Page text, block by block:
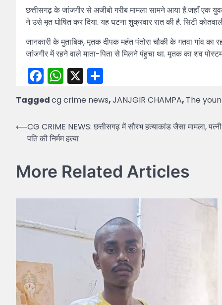
छत्तीसगढ़ के जांजगीर से अजीबो गरीब मामला सामने आया है.जहाँ एक
ने उसे मृत घोषित कर दिया. यह घटना शुक्रवार रात की है. सिटी
जानकारी के मुताबिक, मृतक दीपक महंत पंतोरा चौकी के गतवा गांव
जांजगीर में रहने वाले माता-पिता से मिलने पंहुचा था. मृतक का शव
Facebook
WhatsApp
X
Taggedcg crime news,JANJGIR CHAMPA, The
Post
navigation
⟵CG CRIME NEWS: छत्तीसगढ़ में सौरभ हत्याकांड जैसा मामला,
पति की निर्मम हत्या
More Related Articles